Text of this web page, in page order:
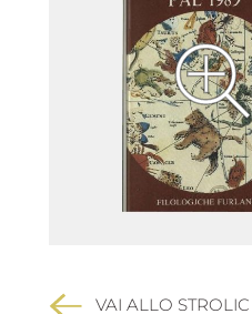
VAI ALLO STROLIC